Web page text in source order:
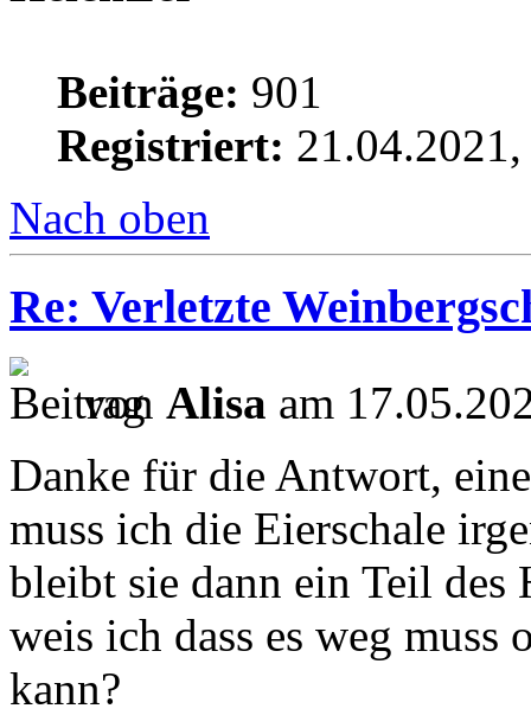
Beiträge: 901
Registriert:
Nach oben
Re: Verletzte
von Alisa am
Danke für die Antwort,
muss ich die Eierschale
bleibt sie dann ein Teil des
weis ich dass es weg muss
kann?